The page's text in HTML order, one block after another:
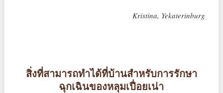
Kristina, Yekaterinburg
สิ่งที่สามารถทำได้ที่บ้านสำหรับการรักษา
ฉุกเฉินของหลุมเปื่อยเน่า